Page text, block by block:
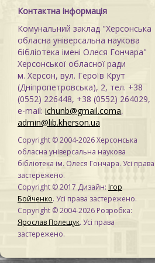
Контактна інформація
Комунальний заклад "Херсонська
обласна універсальна наукова
бібліотека імені Олеся Гончара"
Херсонської обласної ради
м. Херсон, вул. Героїв Крут
(Дніпропетровська), 2, тел. +38
(0552) 226448, +38 (0552) 264029,
e-mail: ichunb@gmail.coma,
admin@lib.kherson.ua
Copyright © 2004-2026 Херсонська
обласна універсальна наукова
бібліотека ім. Олеся Гончара. Усі права
застережено.
Copyright © 2017 Дизайн: Ігор
Бойченко. Усі права застережено.
Copyright © 2004-2026 Розробка:
Ярослав Полещук. Усі права
застережено.